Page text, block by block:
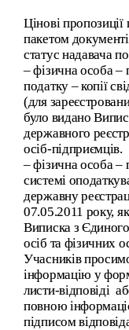
Цінові
пакетом
статус надавача
– фізична особа
податку – копії
(для
було видано
державного
осіб-підприємців.
– фізична особа –
системі
державну
07.05.2011 року,
Виписка з
осіб та фізичних
Учасників
інформацію у
листи-відповіді
повною
підписом